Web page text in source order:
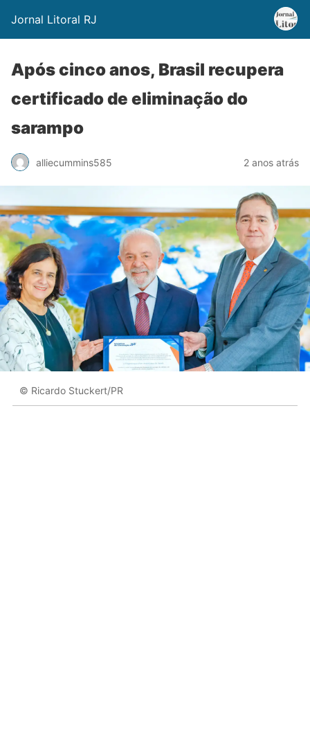
Jornal Litoral RJ
Após cinco anos, Brasil recupera
certificado de eliminação do
sarampo
alliecummins585 2 anos atrás
© Ricardo Stuckert/PR